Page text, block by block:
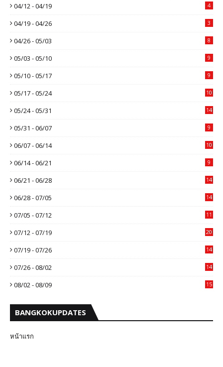
04/12 - 04/19 4
04/19 - 04/26 3
04/26 - 05/03 8
05/03 - 05/10 9
05/10 - 05/17 9
05/17 - 05/24 10
05/24 - 05/31 14
05/31 - 06/07 9
06/07 - 06/14 10
06/14 - 06/21 9
06/21 - 06/28 14
06/28 - 07/05 14
07/05 - 07/12 11
07/12 - 07/19 20
07/19 - 07/26 14
07/26 - 08/02 14
08/02 - 08/09 15
BANGKOKUPDATES
หน้าแรก